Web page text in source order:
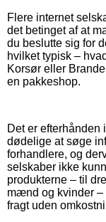
Flere internet
det betinget af at
du beslutte sig for
hvilket typisk –
Korsør eller
en pakkeshop.
Det er
dødelige at søge
forhandlere, og
selskaber ikke
produkterne – til
mænd og kvinder –
fragt uden